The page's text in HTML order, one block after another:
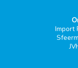
Import